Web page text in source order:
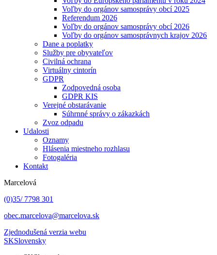
Voľby do orgánov samosprávy obcí 2025
Referendum 2026
Voľby do orgánov samosprávy obcí 2026
Voľby do orgánov samosprávnych krajov 2026
Dane a poplatky
Služby pre obyvateľov
Civilná ochrana
Virtuálny cintorín
GDPR
Zodpovedná osoba
GDPR KIS
Verejné obstarávanie
Súhrnné správy o zákazkách
Zvoz odpadu
Udalosti
Oznamy
Hlásenia miestneho rozhlasu
Fotogaléria
Kontakt
Marcelová
(0)35/ 7798 301
obec.marcelova@marcelova.sk
Zjednodušená verzia webu
SKSlovensky